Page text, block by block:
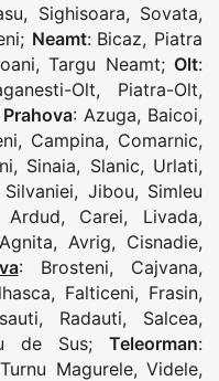
, Sighisoara, Sovata,
; Neamt: Bicaz, Piatra
, Targu Neamt; Olt:
Olt, Piatra-Olt,
Prahova: Azuga, Baicoi,
, Campina, Comarnic,
, Sinaia, Slanic, Urlati,
, Jibou, Simleu
Ardud, Carei, Livada,
Agnita, Avrig, Cisnadie,
: Brosteni, Cajvana,
, Falticeni, Frasin,
, Radauti, Salcea,
de Sus;Teleorman:
Turnu Magurele,Videle,